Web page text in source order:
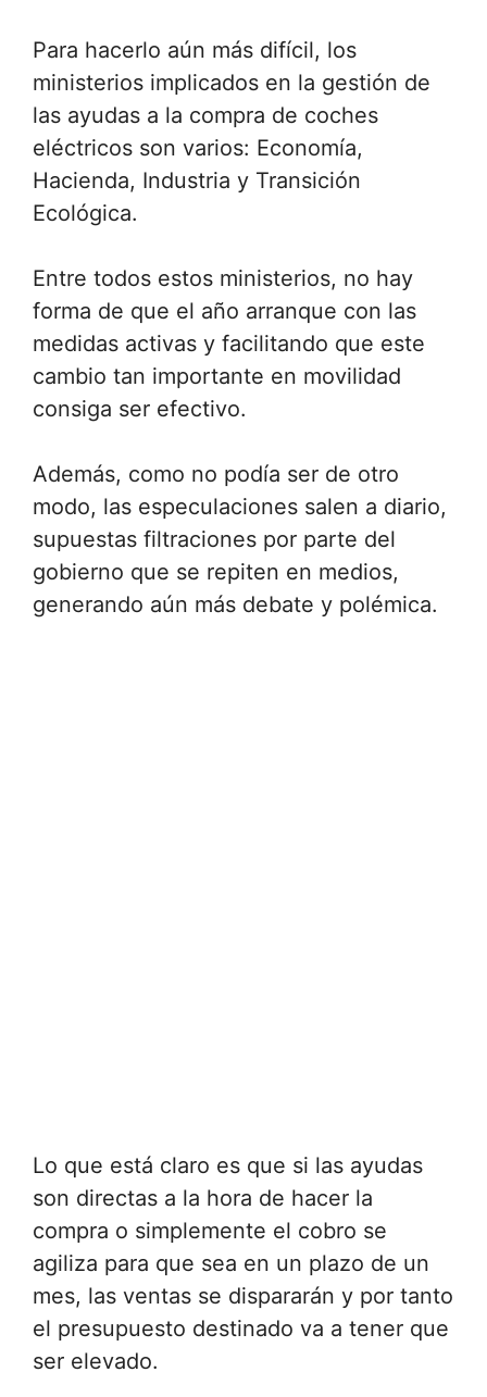
Para hacerlo aún más difícil, los
ministerios implicados en la gestión de
las ayudas a la compra de coches
eléctricos son varios: Economía,
Hacienda, Industria y Transición
Ecológica.
Entre todos estos ministerios, no hay
forma de que el año arranque con las
medidas activas y facilitando que este
cambio tan importante en movilidad
consiga ser efectivo.
Además, como no podía ser de otro
modo, las especulaciones salen a diario,
supuestas filtraciones por parte del
gobierno que se repiten en medios,
generando aún más debate y polémica.
Lo que está claro es que si las ayudas
son directas a la hora de hacer la
compra o simplemente el cobro se
agiliza para que sea en un plazo de un
mes, las ventas se dispararán y por tanto
el presupuesto destinado va a tener que
ser elevado.